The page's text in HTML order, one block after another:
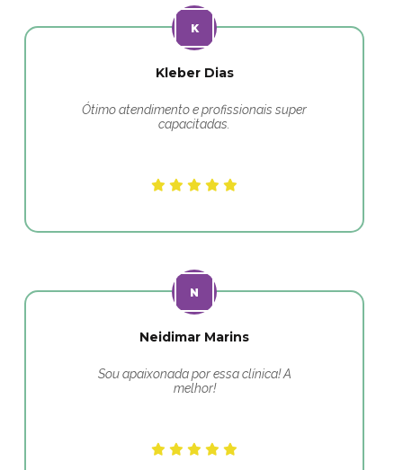
Kleber Dias
Ótimo atendimento e profissionais super
capacitadas.
Neidimar Marins
Sou apaixonada por essa clínica! A
melhor!